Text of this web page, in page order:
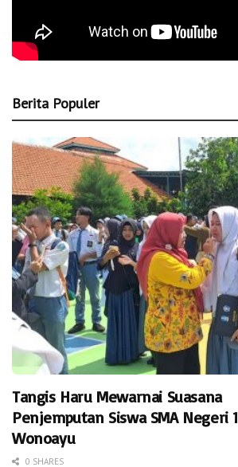
Berita Populer
Tangis Haru Mewarnai Suasana
Penjemputan Siswa SMA Negeri 1
Wonoayu
0 SHARES